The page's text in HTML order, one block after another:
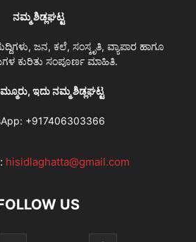
ನಮ್ಮ ಶಿಡ್ಲಘಟ್ಟ
ಜನ, ಕಲೆ, ಸಂಸ್ಕೃತಿ, ವ್ಯಾಪಾರ ಹಾಗೂ
ಕುರಿತು ಸಂಪೂರ್ಣ ಮಾಹಿತಿ.
ಇದು ನಮ್ಮ ಶಿಡ್ಲಘಟ್ಟ
+917406303366
hisidlaghatta@gmail.com
US